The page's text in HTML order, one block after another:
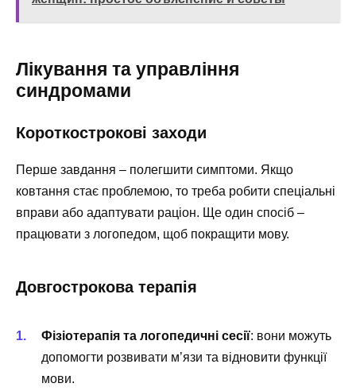
Лікування та управління
синдромами
Короткострокові заходи
Перше завдання – полегшити симптоми. Якщо
ковтання стає проблемою, то треба робити спеціальні
вправи або адаптувати раціон. Ще один спосіб –
працювати з логопедом, щоб покращити мову.
Довгострокова терапія
Фізіотерапія та логопедичні сесії: вони можуть
допомогти розвивати м’язи та відновити функції
мови.